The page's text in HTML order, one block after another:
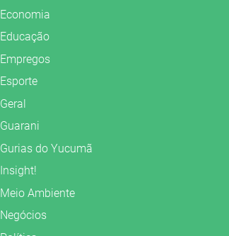
Economia
Educação
Empregos
Esporte
Geral
Guarani
Gurias do Yucumã
Insight!
Meio Ambiente
Negócios